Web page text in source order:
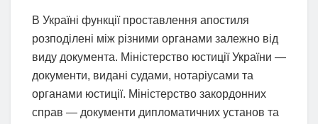
В Україні функції проставлення апостиля
розподілені між різними органами залежно від
виду документа. Міністерство юстиції України —
документи, видані судами, нотаріусами та
органами юстиції. Міністерство закордонних
справ — документи дипломатичних установ та